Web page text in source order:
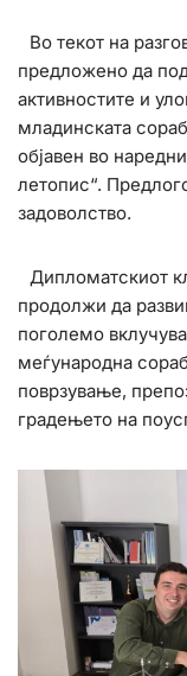
Во текот на
предложено да
активностите и
младинската
објавен во
летопис“.
задоволство.
Дипломатскиот
продолжи да
поголемо
меѓународна
поврзување,
градењето на